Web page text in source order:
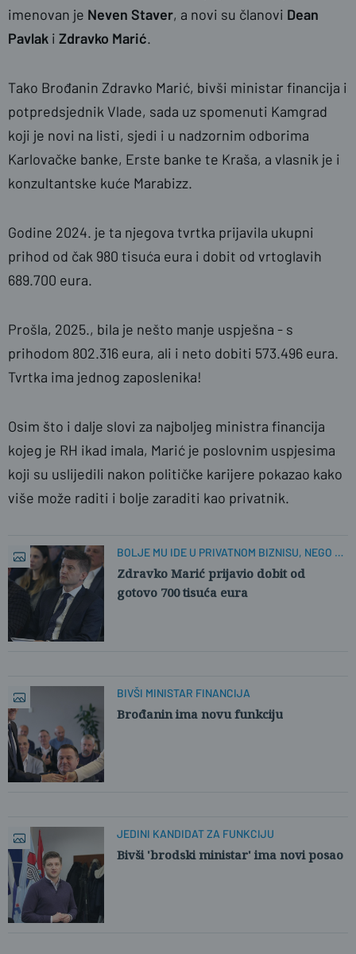
imenovan je Neven Staver, a novi su članovi Dean
Pavlak i Zdravko Marić.
Tako Brođanin Zdravko Marić, bivši ministar financija i
potpredsjednik Vlade, sada uz spomenuti Kamgrad
koji je novi na listi, sjedi i u nadzornim odborima
Karlovačke banke, Erste banke te Kraša, a vlasnik je i
konzultantske kuće Marabizz.
Godine 2024. je ta njegova tvrtka prijavila ukupni
prihod od čak 980 tisuća eura i dobit od vrtoglavih
689.700 eura.
Prošla, 2025., bila je nešto manje uspješna - s
prihodom 802.316 eura, ali i neto dobiti 573.496 eura.
Tvrtka ima jednog zaposlenika!
Osim što i dalje slovi za najboljeg ministra financija
kojeg je RH ikad imala, Marić je poslovnim uspjesima
koji su uslijedili nakon političke karijere pokazao kako
više može raditi i bolje zaraditi kao privatnik.
BOLJE MU IDE U PRIVATNOM BIZNISU, NEGO U
POLITICI
Zdravko Marić prijavio dobit od
gotovo 700 tisuća eura
BIVŠI MINISTAR FINANCIJA
Brođanin ima novu funkciju
JEDINI KANDIDAT ZA FUNKCIJU
Bivši 'brodski ministar' ima novi posao